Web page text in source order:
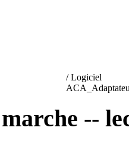
/ Logiciel
--